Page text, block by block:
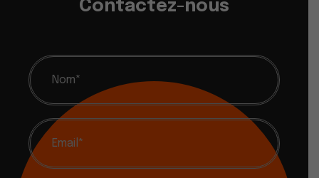
Contactez-nous